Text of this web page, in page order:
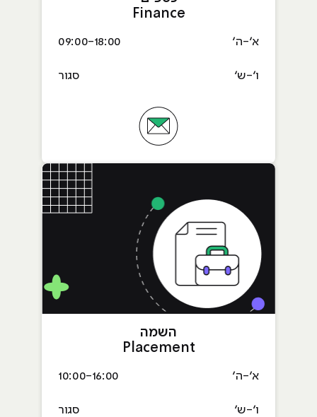
Finance
א׳-ה׳ 09:00-18:00
ו׳-ש׳ סגור
אימייל Finance כספים
השמה
Placement
א׳-ה׳ 10:00-16:00
ו׳-ש׳ סגור